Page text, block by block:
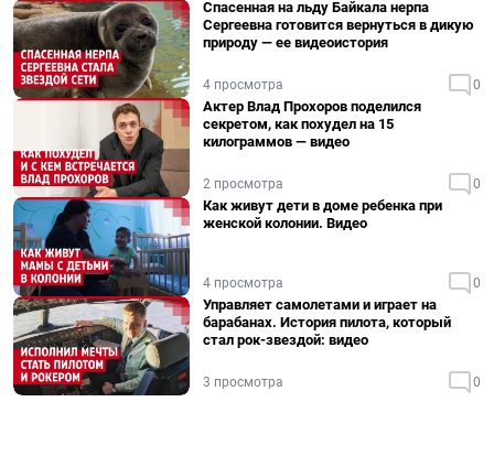
Спасенная на льду Байкала нерпа
Сергеевна готовится вернуться в дикую
природу — ее видеоистория
4 просмотра 0
Актер Влад Прохоров поделился
секретом, как похудел на 15
килограммов — видео
2 просмотра 0
Как живут дети в доме ребенка при
женской колонии. Видео
4 просмотра 0
Управляет самолетами и играет на
барабанах. История пилота, который
стал рок-звездой: видео
3 просмотра 0